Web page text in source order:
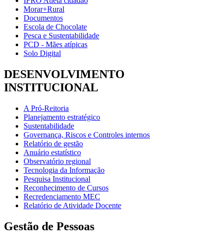
Morar+Rural
Documentos
Escola de Chocolate
Pesca e Sustentabilidade
PCD - Mães atípicas
Solo Digital
DESENVOLVIMENTO
INSTITUCIONAL
A Pró-Reitoria
Planejamento estratégico
Sustentabilidade
Governança, Riscos e Controles internos
Relatório de gestão
Anuário estatístico
Observatório regional
Tecnologia da Informação
Pesquisa Institucional
Reconhecimento de Cursos
Recredenciamento MEC
Relatório de Atividade Docente
Gestão de Pessoas